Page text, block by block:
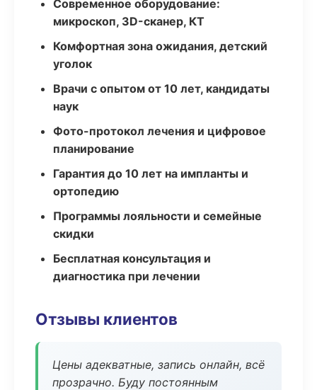
Современное оборудование:
микроскоп, 3D-сканер, КТ
Комфортная зона ожидания, детский
уголок
Врачи с опытом от 10 лет, кандидаты
наук
Фото-протокол лечения и цифровое
планирование
Гарантия до 10 лет на импланты и
ортопедию
Программы лояльности и семейные
скидки
Бесплатная консультация и
диагностика при лечении
Отзывы клиентов
Цены адекватные, запись онлайн, всё
прозрачно. Буду постоянным